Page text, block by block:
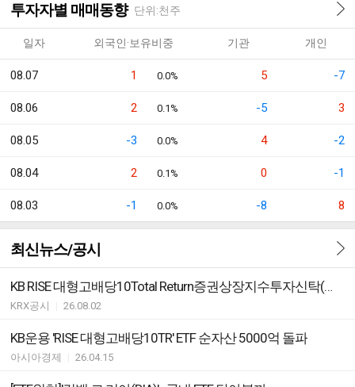
투자자별 매매동향 단위:천주
일자 외국인·보유비중 기관 개인
08.07 1 0.0% 5 -7
08.06 2 0.1% -5 3
08.05 -3 0.0% 4 -2
08.04 2 0.1% 0 -1
08.03 -1 0.0% -8 8
최신뉴스/공시
KB RISE 대형고배당10Total Return증권상장지수투자신탁(주식) ETF 괴리율 초과 발생
KRX공시 26.08.02
KB운용 'RISE 대형고배당10TR' ETF 순자산 5000억 돌파
아시아경제 26.04.15